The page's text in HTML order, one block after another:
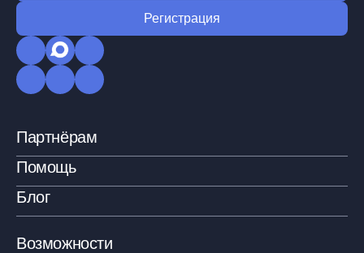
Регистрация
Партнёрам
Помощь
Блог
Возможности